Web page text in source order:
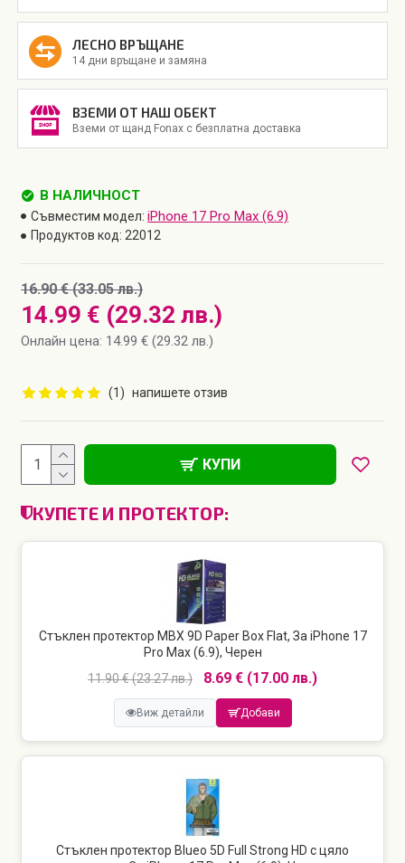
ЛЕСНО ВРЪЩАНЕ
14 дни връщане и замяна
ВЗЕМИ ОТ НАШ ОБЕКТ
Вземи от щанд Fonax с безплатна доставка
(1) напишете отзив
14.99 € (29.32 лв.)
16.90 € (33.05 лв.)
Онлайн цена: 14.99 € (29.32 лв.)
В НАЛИЧНОСТ
Съвместим модел: iPhone 17 Pro Max (6.9)
Продуктов код: 22012
КУПИ
КУПЕТЕ И ПРОТЕКТОР:
Стъклен протектор MBX 9D Paper Box Flat, За iPhone 17
Pro Max (6.9), Черен
11.90 € (23.27 лв.)
8.69 € (17.00 лв.)
Виж детайли Добави
Стъклен протектор Blueo 5D Full Strong HD с цяло